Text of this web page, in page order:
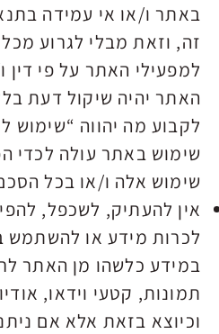
באתר ו/או אי עמידה
זה, וזאת מבלי לגרוע
למפעילי האתר על פי דין
האתר יהיה שיקול דעת
לקבוע מה יהווה “שימוש
שימוש באתר עולה לכדי
שימוש אלה ו/או בכל
אין להעתיק, לשכפל,
לכרות מידע או
במידע כלשהו מן האתר
תמונות, קטעי וידאו,
וכיוצא בזאת אלא אם